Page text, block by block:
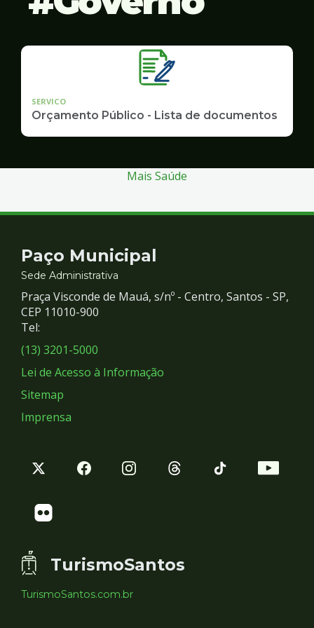
SERVICO
Orçamento Público - Lista de documentos
Mais Saúde
Contato
e
Redes
Sociais
Paço Municipal
Sede Administrativa
Praça Visconde de Mauá, s/nº - Centro, Santos - SP,
CEP 11010-900
Tel:
(13) 3201-5000
Lei de Acesso à Informação
Sitemap
Imprensa
TurismoSantos
TurismoSantos.com.br